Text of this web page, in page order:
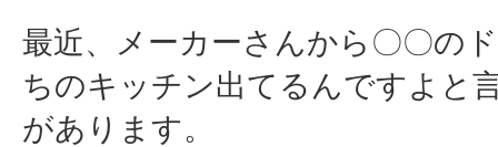
最近、メーカーさんから〇〇の
ちのキッチン出てるんですよと
があります。